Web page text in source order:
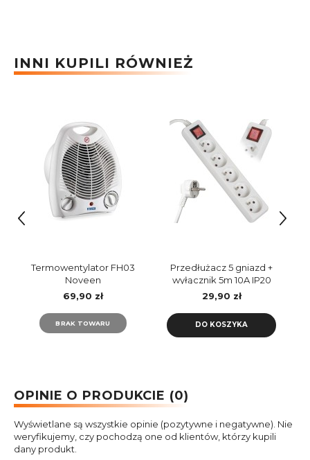
INNI KUPILI RÓWNIEŻ
Termowentylator FH03
Noveen
69,90 zł
BRAK TOWARU
Przedłużacz 5 gniazd +
wyłącznik 5m 10A IP20
LB0085-5 Libox
29,90 zł
DO KOSZYKA
OPINIE O PRODUKCIE (0)
Wyświetlane są wszystkie opinie (pozytywne i negatywne). Nie
weryfikujemy, czy pochodzą one od klientów, którzy kupili
dany produkt.